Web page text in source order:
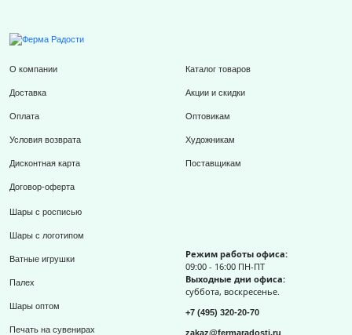
О компании
Доставка
Оплата
Условия возврата
Дисконтная карта
Договор-оферта
Каталог товаров
Акции и скидки
Оптовикам
Художникам
Поставщикам
Шары с росписью
Шары с логотипом
Ватные игрушки
Палех
Шары оптом
Печать на сувенирах
Режим работы офиса:
09:00 - 16:00 ПН-ПТ
Выходные дни офиса:
суббота, воскресенье.
+7 (495) 320-20-70
zakaz@fermaradosti.ru